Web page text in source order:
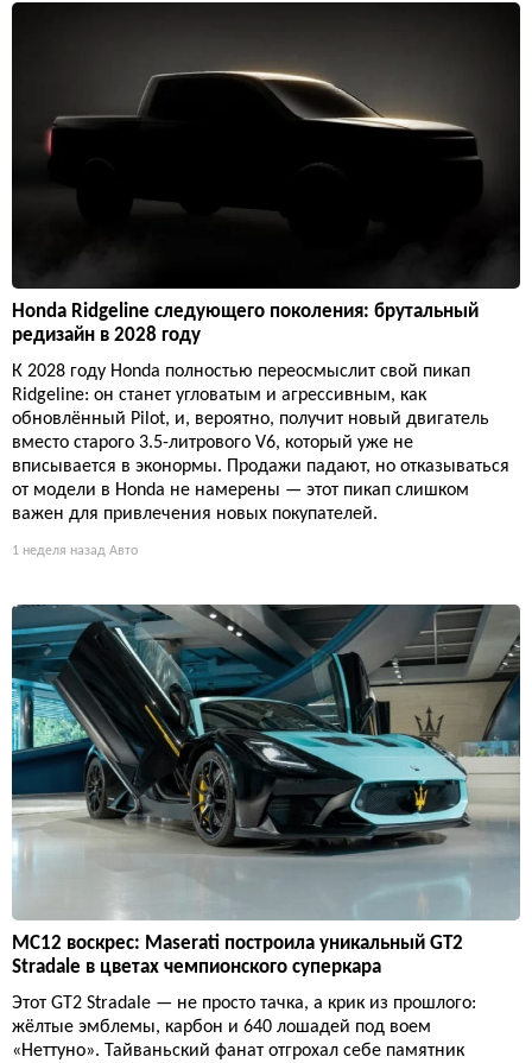
Honda Ridgeline следующего поколения: брутальный
редизайн в 2028 году
К 2028 году Honda полностью переосмыслит свой пикап
Ridgeline: он станет угловатым и агрессивным, как
обновлённый Pilot, и, вероятно, получит новый двигатель
вместо старого 3.5-литрового V6, который уже не
вписывается в эконормы. Продажи падают, но отказываться
от модели в Honda не намерены — этот пикап слишком
важен для привлечения новых покупателей.
1 неделя назад Авто
MC12 воскрес: Maserati построила уникальный GT2
Stradale в цветах чемпионского суперкара
Этот GT2 Stradale — не просто тачка, а крик из прошлого:
жёлтые эмблемы, карбон и 640 лошадей под воем
«Неттуно». Тайваньский фанат отгрохал себе памятник